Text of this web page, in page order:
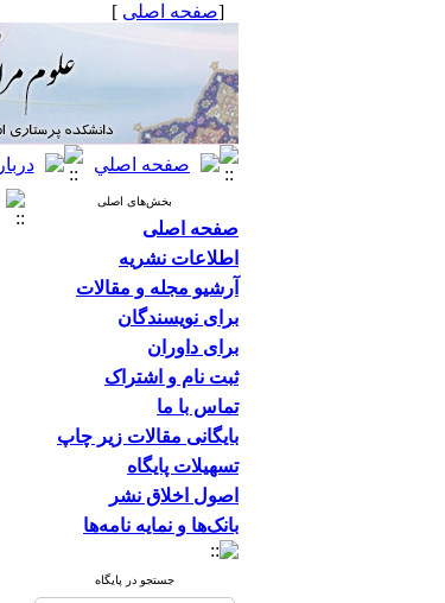
[صفحه اصلی ]
بخش‌های اصلی
صفحه اصلی
اطلاعات نشریه
آرشیو مجله و مقالات
برای نویسندگان
برای داوران
ثبت نام و اشتراک
تماس با ما
بایگانی مقالات زیر چاپ
تسهیلات پایگاه
اصول اخلاق نشر
بانک‌ها و نمایه نامه‌ها
جستجو در پایگاه